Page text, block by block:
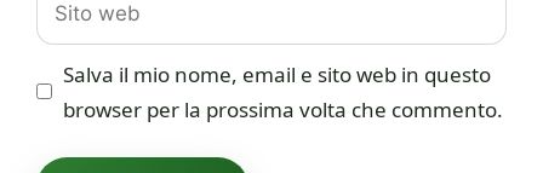
web
Salva il mio nome, email e sito web in questo
browser per la prossima volta che commento.